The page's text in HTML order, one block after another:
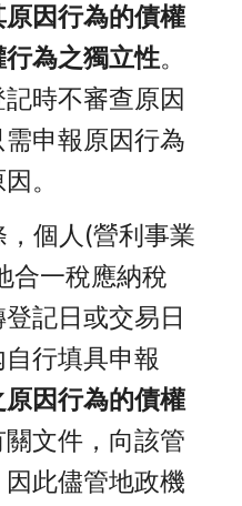
因行為的債權
為之獨立性。
時不審查原因
申報原因行為
。
，個人(營利事業
合一稅應納稅
記日或交易日
行填具申報
因行為的債權
文件，向該管
此儘管地政機